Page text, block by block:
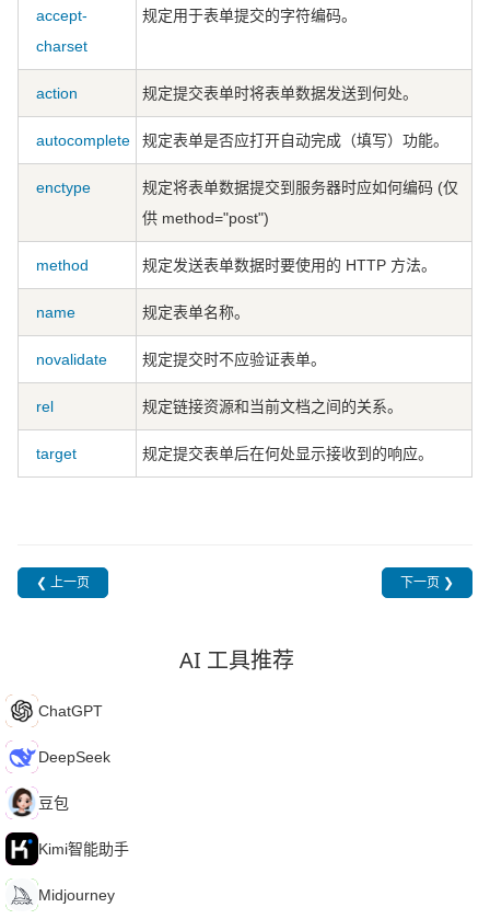
accept-
charset
规定用于表单提交的字符编码。
action 规定提交表单时将表单数据发送到何处。
autocomplete 规定表单是否应打开自动完成（填写）功能。
enctype
规定将表单数据提交到服务器时应如何编码 (仅
供 method="post")
method 规定发送表单数据时要使用的 HTTP 方法。
name 规定表单名称。
novalidate 规定提交时不应验证表单。
rel 规定链接资源和当前文档之间的关系。
target 规定提交表单后在何处显示接收到的响应。
❮ 上一页 下一页 ❯
AI 工具推荐
C ChatGPT
D DeepSeek
豆 豆包
K Kimi智能助手
M Midjourney